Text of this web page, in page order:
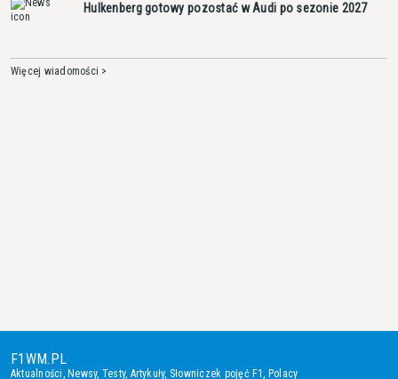
Hulkenberg gotowy pozostać w Audi po sezonie 2027
Więcej wiadomości >
F1WM.PL
Aktualności, Newsy, Testy, Artykuły, Słowniczek pojęć F1, Polacy